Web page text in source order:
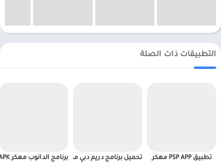
التطبيقات ذات الصلة
تطبيق PSP APP مهكر تحميل برنامج دريم دبي مهكر APK للاندرويد 2025برنامج الدانوب مهكر APK للاندرويد 2025